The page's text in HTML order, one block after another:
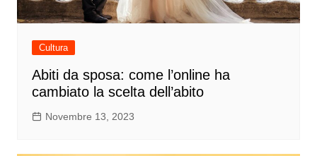
Cultura
Abiti da sposa: come l’online ha
cambiato la scelta dell’abito
Novembre 13, 2023